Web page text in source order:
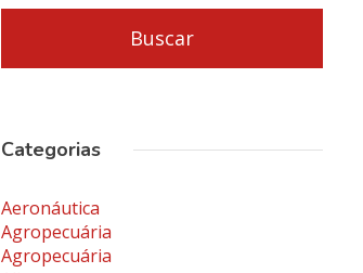
Categorias
Aeronáutica
Agropecuária
Agropecuária